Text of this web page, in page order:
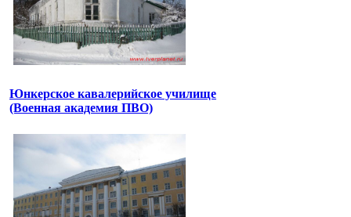
Юнкерское кавалерийское училище
(Военная академия ПВО)